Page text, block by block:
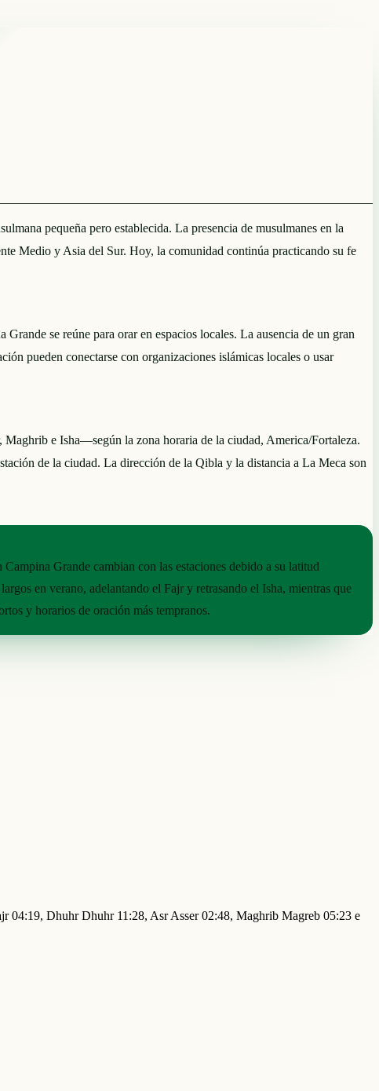
pequeña pero establecida. La presencia de musulmanes en la
Medio y Asia del Sur. Hoy, la comunidad continúa practicando su fe
se reúne para orar en espacios locales. La ausencia de un gran
pueden conectarse con organizaciones islámicas locales o usar
e Isha—según la zona horaria de la ciudad, America/Fortaleza.
de la ciudad. La dirección de la Qibla y la distancia a La Meca son
Grande cambian con las estaciones debido a su latitud
en verano, adelantando el Fajr y retrasando el Isha, mientras que
y horarios de oración más tempranos.
04:19, Dhuhr Dhuhr 11:28, Asr Asser 02:48, Maghrib Magreb 05:23 e